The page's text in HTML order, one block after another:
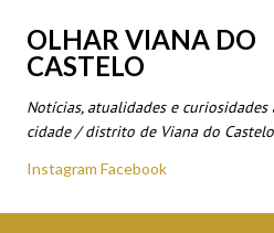
Avançar para o
OLHAR VIANA DO
CASTELO
Notícias, atualidades e curiosidades
cidade / distrito de Viana do
Instagram Facebook